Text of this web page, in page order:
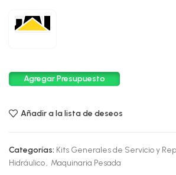
Agregar Presupuesto
Añadir a la lista de deseos
Categorías: Kits Generales de Servicio y
Hidráulico, Maquinaria Pesada